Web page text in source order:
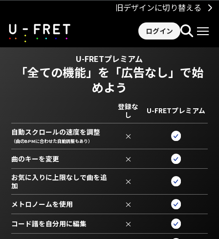
旧デザインに切り替える
ログイン
U-FRETプレミアム
「全ての機能」を 「広告なし」で始
めよう
登録な
し
U-FRETプレミアム
自動スクロールの速度を調整
（曲のBPMに合わせた自動調整もあり） ×
曲のキーを変更 ×
お気に入りに上限なしで曲を追
加
×
メトロノームを使用 ×
コード譜を自分用に編集 ×